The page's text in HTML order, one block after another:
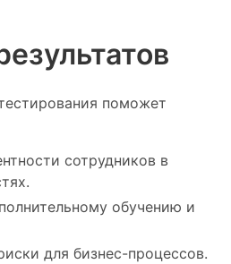
поможет
сотрудников в
обучению и
для бизнес-процессов.